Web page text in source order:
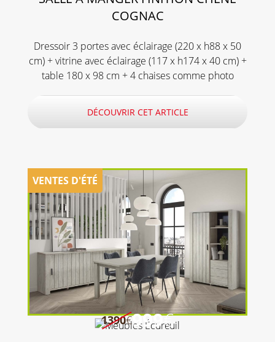
COGNAC
Dressoir 3 portes avec éclairage (220 x h88 x 50
cm) + vitrine avec éclairage (117 x h174 x 40 cm) +
table 180 x 98 cm + 4 chaises comme photo
DÉCOUVRIR CET ARTICLE
1390€999€